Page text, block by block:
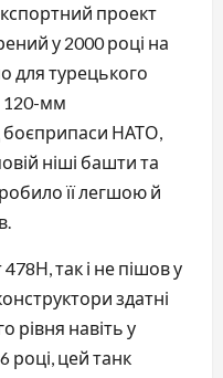
проект
у 2000 році на
для турецького
120-мм
боєприпаси НАТО,
ніші башти та
її легшою й
так і не пішов у
здатні
рівня навіть у
році, цей танк